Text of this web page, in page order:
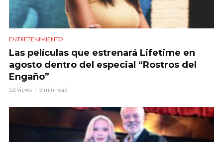
ENTRETENIMIENTO
Las películas que estrenará Lifetime en
agosto dentro del especial “Rostros del
Engaño”
52 views 3 min read